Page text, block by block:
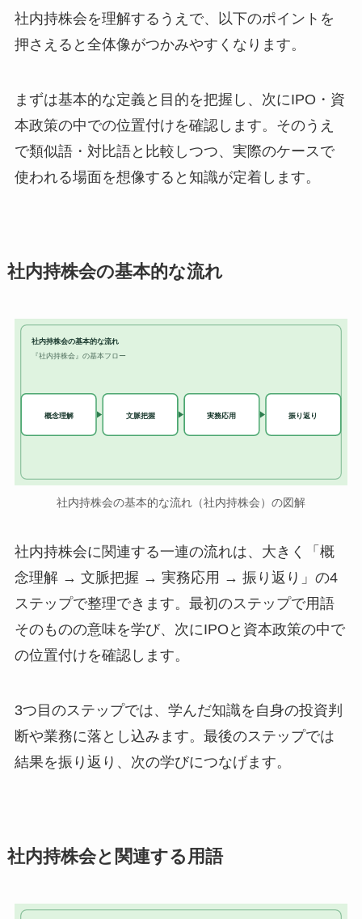
社内持株会を理解するうえで、以下のポイントを
押さえると全体像がつかみやすくなります。
まずは基本的な定義と目的を把握し、次にIPO・資
本政策の中での位置付けを確認します。そのうえ
で類似語・対比語と比較しつつ、実際のケースで
使われる場面を想像すると知識が定着します。
社内持株会の基本的な流れ
社内持株会の基本的な流れ
『社内持株会』の基本フロー
概念理解 文脈把握 実務応用 振り返り
社内持株会の基本的な流れ（社内持株会）の図解
社内持株会に関連する一連の流れは、大きく「概
念理解 → 文脈把握 → 実務応用 → 振り返り」の4
ステップで整理できます。最初のステップで用語
そのものの意味を学び、次にIPOと資本政策の中で
の位置付けを確認します。
3つ目のステップでは、学んだ知識を自身の投資判
断や業務に落とし込みます。最後のステップでは
結果を振り返り、次の学びにつなげます。
社内持株会と関連する用語